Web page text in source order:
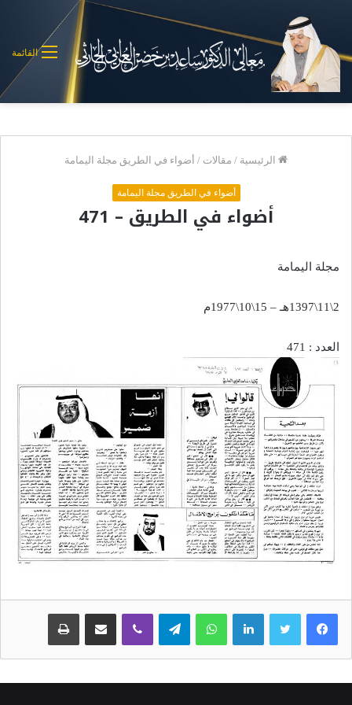
القائمة
الرئيسية / مقالات / أضواء في الطريق مجلة اليمامة
أضواء في الطريق مجلة اليمامة
أضواء في الطريق – 471
مجلة اليمامة
2\11\1397هـ – 15\10\1977م
العدد : 471
لينكدإن واتساب تيلقرام